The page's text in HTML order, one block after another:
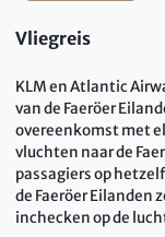
Vliegreis
KLM en Atlantic
van de Faeröer
overeenkomst met
vluchten naar de
passagiers op
de Faeröer Eilanden
inchecken op de